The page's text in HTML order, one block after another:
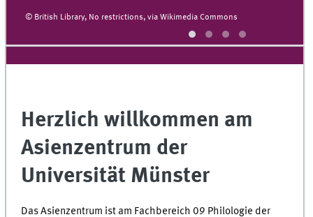
© Syrinx von Hees
Herzlich willkommen am
Asienzentrum der
Universität Münster
Das Asienzentrum ist am Fachbereich 09 Philologie der